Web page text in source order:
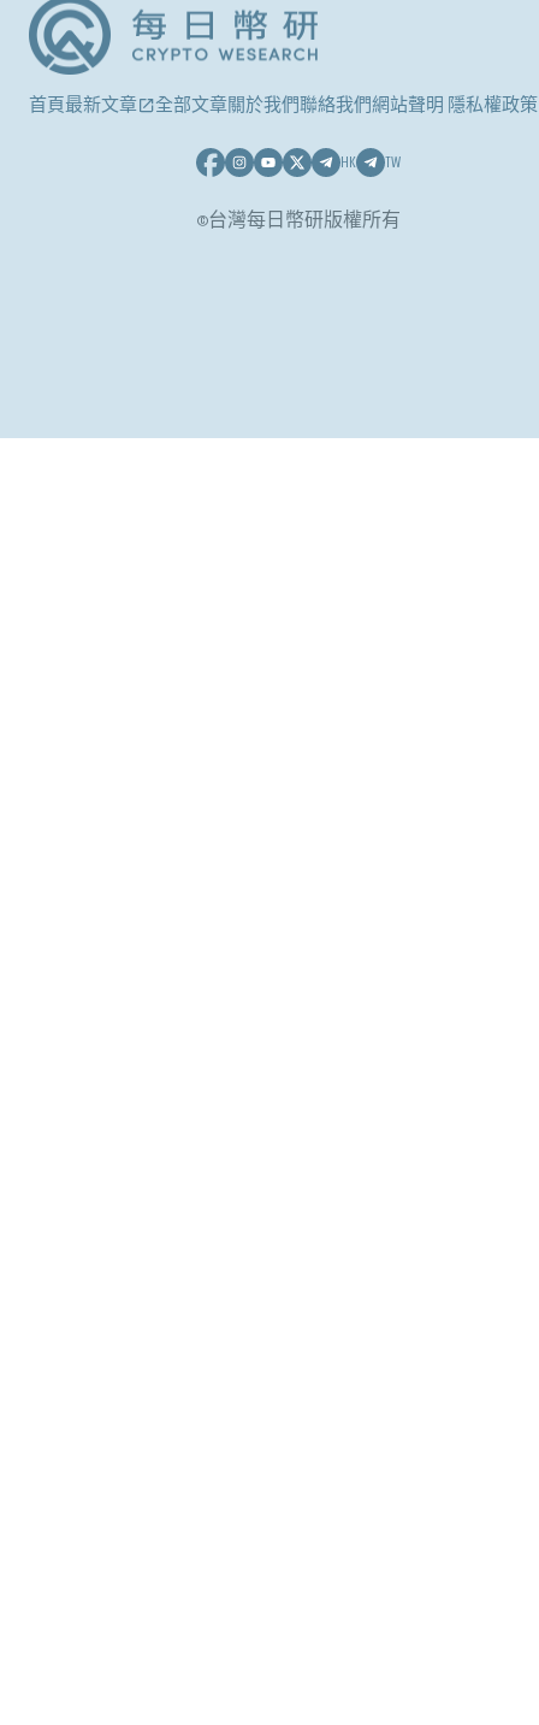
首頁最新文章 全部文章關於我們聯絡我們網站聲明 隱私權政策
HK TW
©台灣每日幣研版權所有